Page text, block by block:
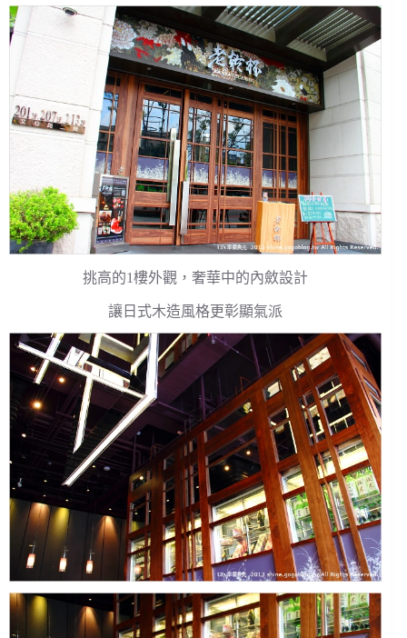
挑高的1樓外觀，奢華中的內斂設計
讓日式木造風格更彰顯氣派